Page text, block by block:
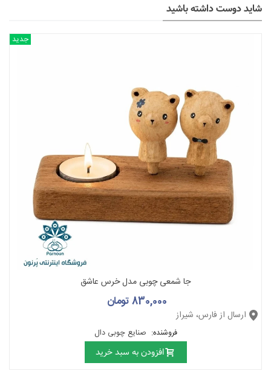
شاید دوست داشته باشید
جدید
جا شمعی چوبی مدل خرس عاشق
830,000 تومان
ارسال از فارس، شیراز
فروشنده: صنایع چوبی دال
افزودن به سبد خرید